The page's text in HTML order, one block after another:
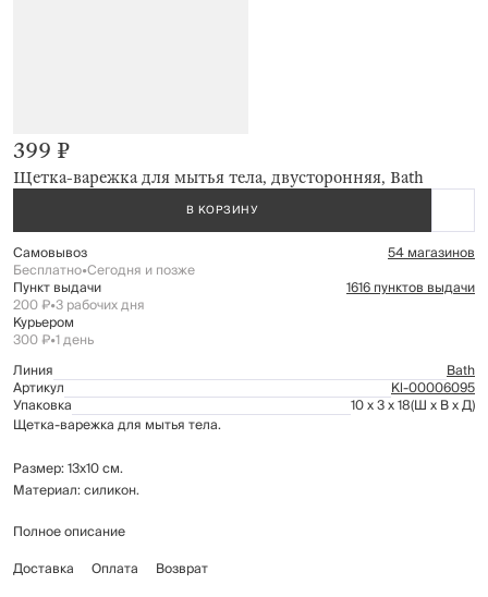
Щетка-варежка для мытья тела, двусторонняя, Bath
399 ₽
В КОРЗИНУ
Самовывоз 54 магазинов
Бесплатно•Сегодня и позже
Пункт выдачи 1616 пунктов выдачи
200 ₽•3 рабочих дня
Курьером
300 ₽•1 день
Линия
Bath
Артикул Kl-00006095
Упаковка 10 x 3 x 18(Ш x В x Д)
Щетка-варежка для мытья тела.
Размер: 13х10 см.
Материал: силикон.
Предназначена для мытья и пилинга тела.
моющих средств.
Полное описание
Доставка
Оплата Возврат